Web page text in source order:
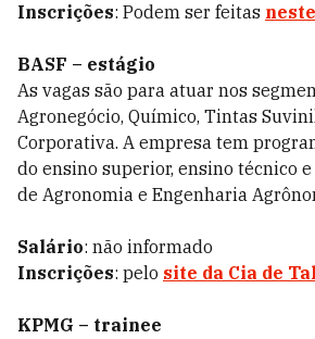
Inscrições: Podem ser feitas
BASF – estágio
As vagas são para atuar nos
Agronegócio, Químico, Tintas
Corporativa. A empresa tem
do ensino superior, ensino técnico
de Agronomia e Engenharia
Salário: não informado
Inscrições: pelo site da Cia de
KPMG – trainee